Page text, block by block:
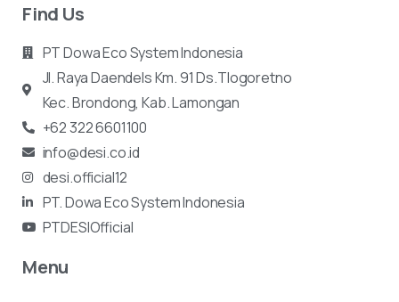
Find Us
PT Dowa Eco System Indonesia
Jl. Raya Daendels Km. 91 Ds.Tlogoretno
Kec.Brondong, Kab. Lamongan
+62 322 6601100
info@desi.co.id
desi.official12
PT. Dowa Eco System Indonesia
PTDESIOfficial
Menu